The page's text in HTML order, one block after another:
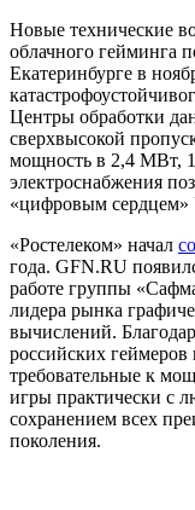
Новые технические
облачного гейминга
Екатеринбурге в
Центры обработки
сверхвысокой
мощность в 2,4 МВт,
электроснабжения
«цифровым сердцем»
«Ростелеком» начал
года. GFN.RU
работе группы
лидера рынка
вычислений.
российских
требовательные к
игры практически с
сохранением всех
поколения.